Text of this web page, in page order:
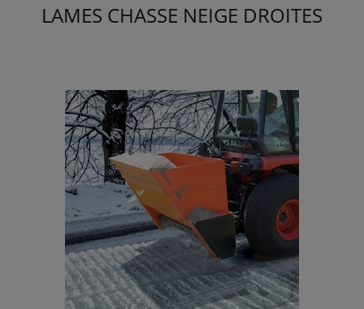
LAMES CHASSE NEIGE DROITES